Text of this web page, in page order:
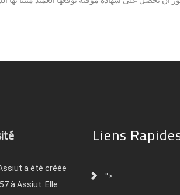
a été créée
à Assiut. Elle
Liens
">